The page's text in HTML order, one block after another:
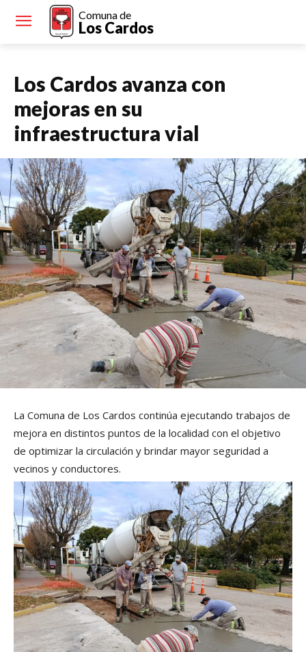
Comuna de
Los Cardos
Los Cardos avanza con
mejoras en su
infraestructura vial
La Comuna de Los Cardos continúa ejecutando trabajos de
mejora en distintos puntos de la localidad con el objetivo
de optimizar la circulación y brindar mayor seguridad a
vecinos y conductores.